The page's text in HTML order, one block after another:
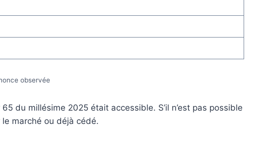
observée
du millésime 2025 était accessible. S’il n’est pas possible
marché ou déjà cédé.